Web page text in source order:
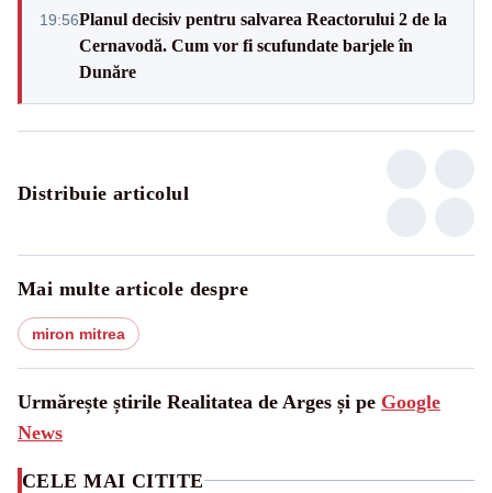
19:56Planul decisiv pentru salvarea Reactorului 2 de la
Cernavodă. Cum vor fi scufundate barjele în
Dunăre
Distribuie articolul
Mai multe articole despre
miron mitrea
Urmărește știrile Realitatea de Arges și pe Google
News
CELE MAI CITITE